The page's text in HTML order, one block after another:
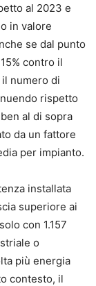
al 2023 e
in valore
se dal punto
contro il
il numero di
rispetto
al di sopra
da un fattore
per impianto.
installata
superiore ai
con 1.157
o
più energia
contesto, il